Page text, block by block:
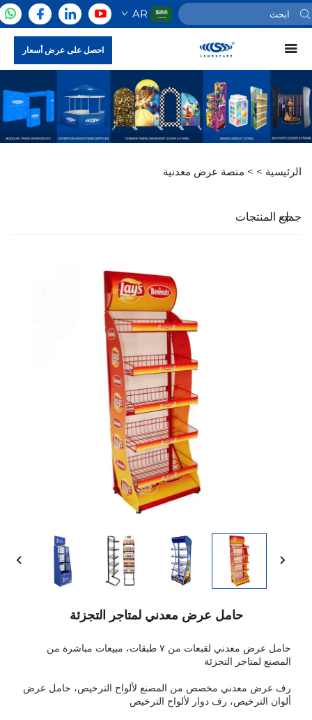
AR
احصل على عرض أسعار
الرئيسية > > منصة عرض معدنية
جميع المنتجات
حامل عرض معدني لمتاجر التجزئة
حامل عرض معدني لقبعات من ٧ طبقات، مبيعات مباشرة من
المصنع لمتاجر التجزئة
رف عرض معدني مخصص من المصنع لألواح الترخيص، حامل عرض
ألوان الترخيص، رف دوار لألواح الترخيص